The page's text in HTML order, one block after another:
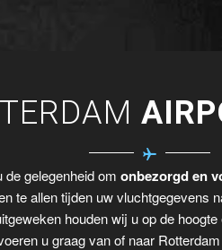
gelegenheid om onbezorgd en
te allen tijden uw vluchtgegevens
houden wij u op de
u graag van of naar